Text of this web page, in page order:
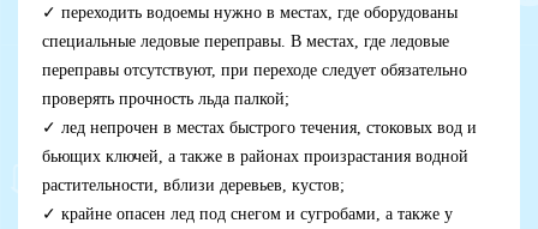
✓ переходить водоемы нужно в местах, где оборудованы
специальные ледовые переправы. В местах, где ледовые
переправы отсутствуют, при переходе следует обязательно
проверять прочность льда палкой;
✓ лед непрочен в местах быстрого течения, стоковых вод и
бьющих ключей, а также в районах произрастания водной
растительности, вблизи деревьев, кустов;
✓ крайне опасен лед под снегом и сугробами, а также у